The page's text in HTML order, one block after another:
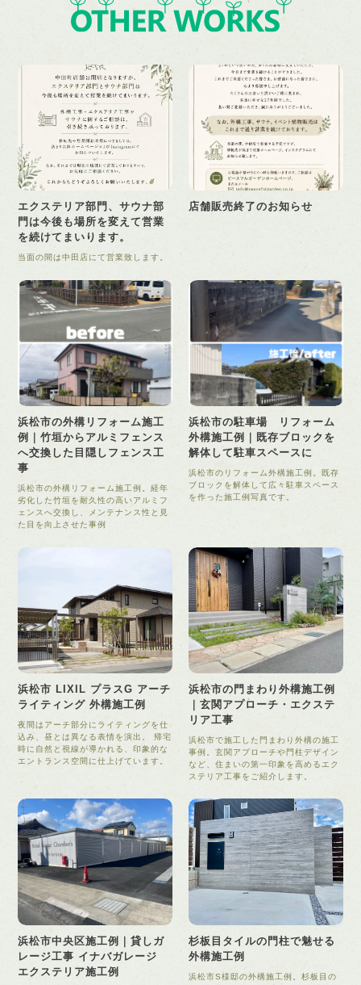
エクステリア部門、サウナ部
門は今後も場所を変えて営業
を続けてまいります。
当面の間は中田店にて営業致します。
店舗販売終了のお知らせ
浜松市の外構リフォーム施工
例｜竹垣からアルミフェンス
へ交換した目隠しフェンス工
事
浜松市の外構リフォーム施工例。経年
劣化した竹垣を耐久性の高いアルミフ
ェンスへ交換し、メンテナンス性と見
た目を向上させた事例
浜松市の駐車場 リフォーム
外構施工例｜既存ブロックを
解体して駐車スペースに
浜松市のリフォーム外構施工例。既存
ブロックを解体して広々駐車スペース
を作った施工例写真です。
浜松市 LIXIL プラスG アーチ
ライティング 外構施工例
夜間はアーチ部分にライティングを仕
込み、昼とは異なる表情を演出。 帰宅
時に自然と視線が導かれる、印象的な
エントランス空間に仕上げています。
浜松市の門まわり外構施工例
｜玄関アプローチ・エクステ
リア工事
浜松市で施工した門まわり外構の施工
事例。玄関アプローチや門柱デザイン
など、住まいの第一印象を高めるエク
ステリア工事をご紹介します。
浜松市中央区施工例｜貸しガ
レージ工事 イナバガレージ
エクステリア施工例
杉板目タイルの門柱で魅せる
外構施工例
浜松市S様邸の外構施工例。杉板目の